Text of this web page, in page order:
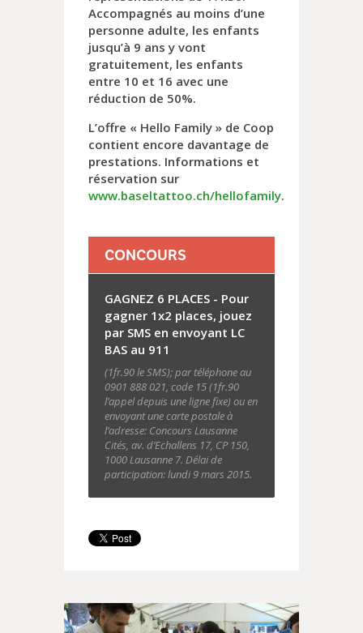
Accompagnés au moins d’une
personne adulte, les enfants
jusqu’à 9 ans y vont
gratuitement, les enfants
entre 10 et 16 avec une
réduction de 50%.
L’offre « Hello Family » de Coop
contient encore davantage de
prestations. Informations et
réservation sur
www.baseltattoo.ch/hellofamily.
CONCOURS
GAGNEZ 6 PLACES - Pour
gagner 1x2 places, jouez
par SMS en envoyant LC
BAS au 911
(1fr.90 le SMS); par téléphone au
0901 888 021, code 15 (1fr.90
l’appel depuis une ligne fixe) ou en
envoyant une carte postale à
l’adresse: Concours Lausanne
Cités, av. d’Echallens 17, CP 150,
1000 Lausanne 7. Délai de
participation: lundi 9 mars 2015.